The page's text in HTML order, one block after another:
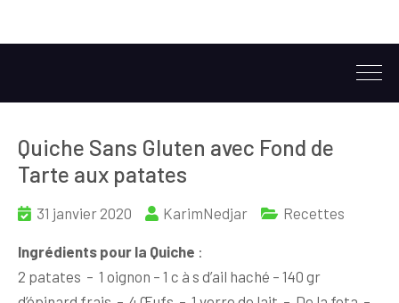
Quiche Sans Gluten avec Fond de
Tarte aux patates
31 janvier 2020 KarimNedjar Recettes
Ingrédients pour la Quiche :
2 patates – 1 oignon – 1 c à s d’ail haché – 140 gr